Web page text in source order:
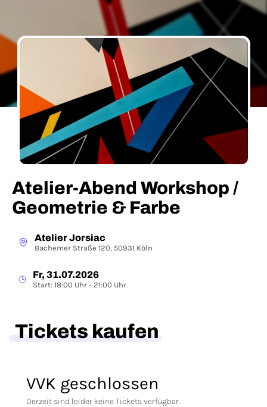
Atelier-Abend Workshop /
Geometrie & Farbe
Atelier Jorsiac
Bachemer Straße 120, 50931 Köln
Fr, 31.07.2026
Start: 18:00 Uhr - 21:00 Uhr
Tickets kaufen
VVK geschlossen
Derzeit sind leider keine Tickets verfügbar.